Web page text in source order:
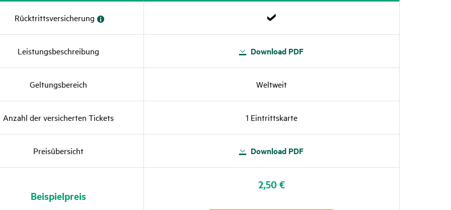
Rück­tritts­ver­si­che­rung
Zutref­
Leis­tungs­be­schrei­bung Down­load PDF
Geltungs­be­reich Welt­weit
Anzahl der versi­cherten Tickets 1 Eintritts­karte
Preis­über­sicht Down­load PDF
Beispiel­preis
2,50 €